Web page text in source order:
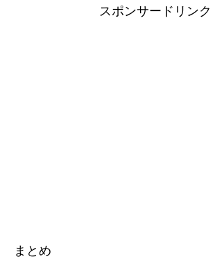
スポンサードリンク
まとめ